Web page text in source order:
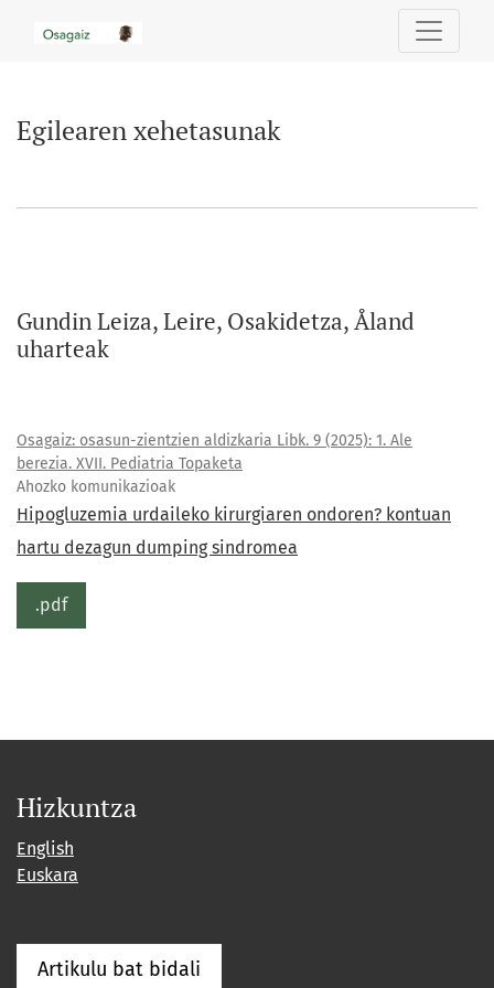
Egilearen xehetasunak
Gundin Leiza, Leire, Osakidetza, Åland
uharteak
Osagaiz: osasun-zientzien aldizkaria Libk. 9 (2025): 1. Ale
berezia. XVII. Pediatria Topaketa
Ahozko komunikazioak
Hipogluzemia urdaileko kirurgiaren ondoren? kontuan
hartu dezagun dumping sindromea
.pdf
Hizkuntza
English
Euskara
Artikulu bat bidali